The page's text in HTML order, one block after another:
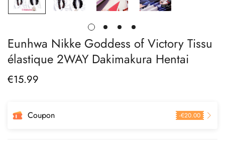
Eunhwa Nikke Goddess of Victory Tissu
élastique 2WAY Dakimakura Hentai
Prix
€15.99
Coupon -€20.00